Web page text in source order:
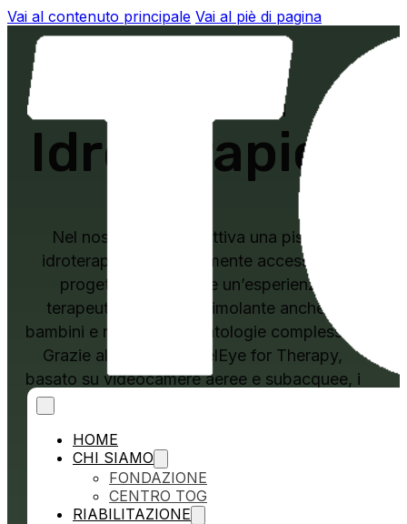
Vai al contenuto principale Vai al piè di pagina
HOME
CHI SIAMO
FONDAZIONE
CENTRO TOG
RIABILITAZIONE
Piscina
Idroterapica
Nel nostro Centro è attiva una piscina
idroterapica completamente accessibile,
progettata per offrire un’esperienza
terapeutica sicura e stimolante anche a
bambini e ragazzi con patologie complesse.
Grazie al sistema AngelEye for Therapy,
basato su videocamere aeree e subacquee, i
nostri fisioterapisti possono osservare e
personalizzando il percorso riabilitativo in
modo più preciso e più efficace.